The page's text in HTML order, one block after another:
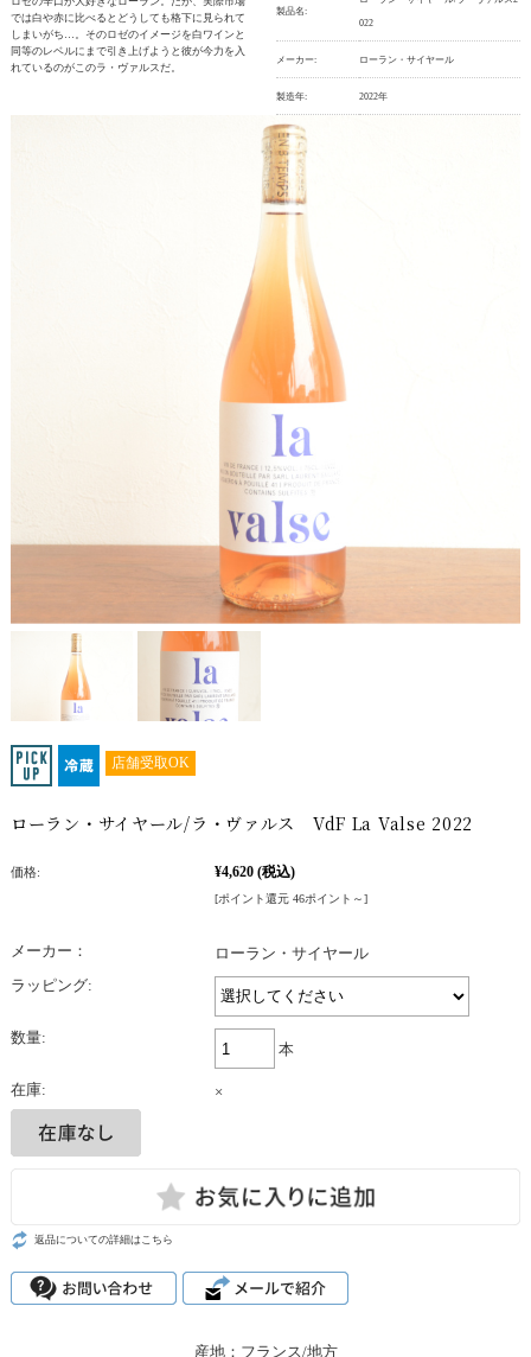
では白や赤に比べるとどうしても格下に見られて
しまいがち…。そのロゼのイメージを白ワインと
同等のレベルにまで引き上げようと彼が今力を入
れているのがこのラ・ヴァルスだ。
製品名:
022
メーカー: ローラン・サイヤール
製造年: 2022年
店舗受取OK
ローラン・サイヤール/ラ・ヴァルス VdF La Valse 2022
価格: ¥4,620 (税込)
[ポイント還元 46ポイント～]
メーカー：
ローラン・サイヤール
ラッピング:
数量:
本
在庫: ×
返品についての詳細はこちら
産地：フランス/地方